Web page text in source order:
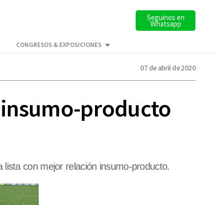
Seguinos en
Whatsapp
CONGRESOS & EXPOSICIONES
07 de abril de 2020
producto
con mejor relación insumo-producto.